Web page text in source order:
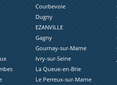
Courbevoie
Dugny
EZANVILLE
Gagny
Gournay-sur-Marne
Ivry-sur-Seine
La Queue-en-Brie
Le Perreux-sur-Marne